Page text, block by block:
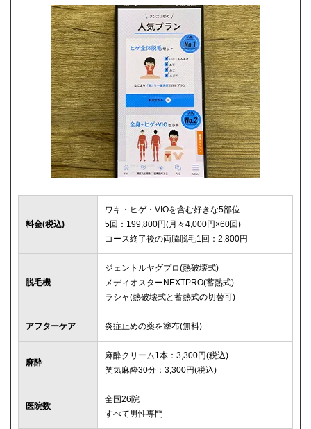
料金(税込)
ワキ・ヒゲ・VIOを含む好きな5部位
5回：199,800円(月々4,000円×60回)
コース終了後の両脇脱毛1回：2,800円
脱毛機
ジェントルヤグプロ(熱破壊式)
メディオスターNEXTPRO(蓄熱式)
ラシャ(熱破壊式と蓄熱式の切替可)
アフターケア 炎症止めの薬を塗布(無料)
麻酔
麻酔クリーム1本：3,300円(税込)
笑気麻酔30分：3,300円(税込)
医院数
全国26院
すべて男性専門